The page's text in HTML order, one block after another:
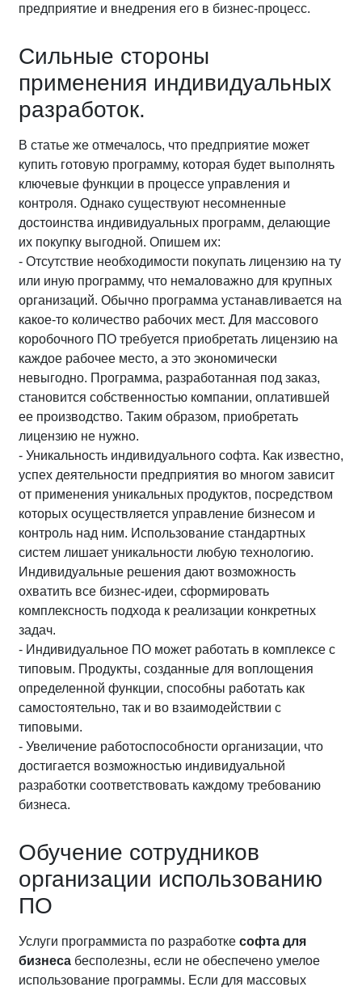
предприятие и внедрения его в бизнес-процесс.
Сильные стороны
применения индивидуальных
разработок.
В статье же отмечалось, что предприятие может
купить готовую программу, которая будет выполнять
ключевые функции в процессе управления и
контроля. Однако существуют несомненные
достоинства индивидуальных программ, делающие
их покупку выгодной. Опишем их:
- Отсутствие необходимости покупать лицензию на ту
или иную программу, что немаловажно для крупных
организаций. Обычно программа устанавливается на
какое-то количество рабочих мест. Для массового
коробочного ПО требуется приобретать лицензию на
каждое рабочее место, а это экономически
невыгодно. Программа, разработанная под заказ,
становится собственностью компании, оплатившей
ее производство. Таким образом, приобретать
лицензию не нужно.
- Уникальность индивидуального софта. Как известно,
успех деятельности предприятия во многом зависит
от применения уникальных продуктов, посредством
которых осуществляется управление бизнесом и
контроль над ним. Использование стандартных
систем лишает уникальности любую технологию.
Индивидуальные решения дают возможность
охватить все бизнес-идеи, сформировать
комплексность подхода к реализации конкретных
задач.
- Индивидуальное ПО может работать в комплексе с
типовым. Продукты, созданные для воплощения
определенной функции, способны работать как
самостоятельно, так и во взаимодействии с
типовыми.
- Увеличение работоспособности организации, что
достигается возможностью индивидуальной
разработки соответствовать каждому требованию
бизнеса.
Обучение сотрудников
организации использованию
ПО
Услуги программиста по разработке софта для
бизнеса бесполезны, если не обеспечено умелое
использование программы. Если для массовых